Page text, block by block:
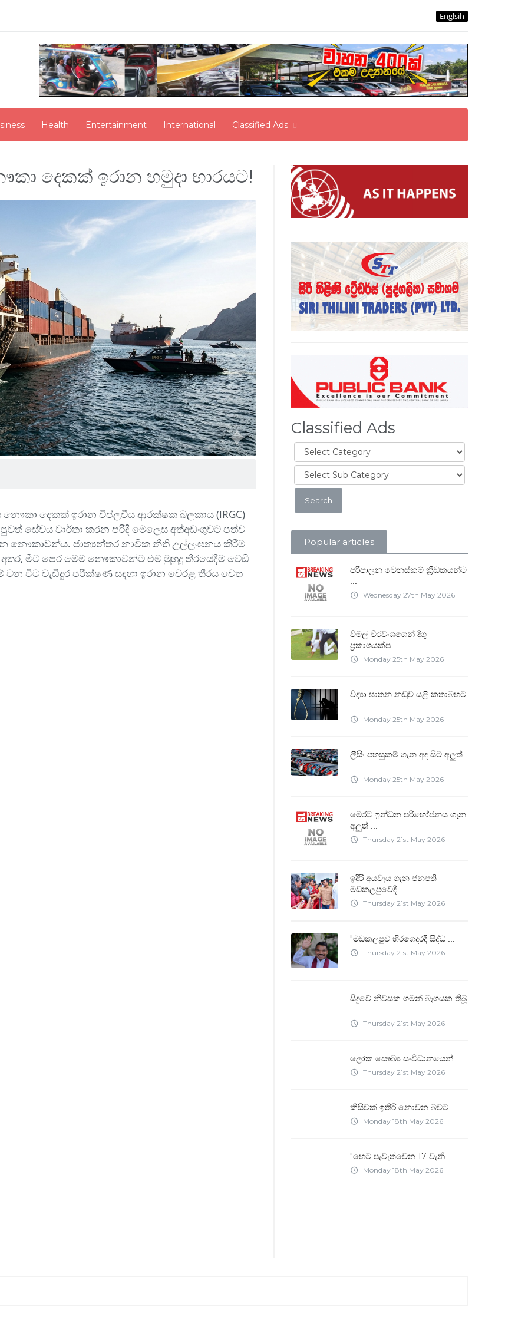
Englsih
Health Entertainment International Classified Ads
දෙකක් ඉරාන හමුදා භාරයට!
නෞකා දෙකක් ඉරාන විප්ලවීය ආරක්ෂක බලකාය (IRGC)
සේවය වාර්තා කරන පරිදි මෙලෙස අත්අඩංගුවට පත්ව
යන නෞකාවන්ය. ජාත්‍යන්තර නාවික නීති උල්ලංඝනය කිරීම
මීට පෙර මෙම නෞකාවන්ට එම මුහුදු තීරයේදීම වෙඩි
වන විට වැඩිදුර පරීක්ෂණ සඳහා ඉරාන වෙරළ තීරය වෙත
Classified Ads
Popular articles
පරිපාලන වෙනස්කම් ක්‍රීඩකයන්ට
access_time Wednesday 27th May 2026
විමල් වීරවංශගෙන් දිගු
ප්‍රකාශයක්ප
access_time Monday 25th May 2026
විද්‍යා ඝාතන නඩුව යළි කතාබහට
access_time Monday 25th May 2026
ලීසිං පහසුකම් ගැන අද සිට අලුත්
access_time Monday 25th May 2026
මෙරට ඉන්ධන පරිභෝජනය ගැන
අලුත්
access_time Thursday 21st May 2026
ඉදිරි අයවැය ගැන ජනපති
මඩකලපුවේදී ...
access_time Thursday 21st May 2026
"මඩකලපුව හිරගෙදරදී සිද්ධ
access_time Thursday 21st May 2026
සීදුවේ නිවසක ගමන් බෑගයක තිබූ
...
access_time Thursday 21st May 2026
ලෝක සෞඛ්‍ය සංවිධානයෙන් ...
access_time Thursday 21st May 2026
කිසිවක් ඉතිරි නොවන බවට ...
access_time Monday 18th May 2026
"හෙට පැවැත්වෙන 17 වැනි ...
access_time Monday 18th May 2026